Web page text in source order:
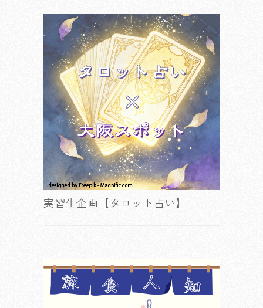
実習生企画【タロット占い】